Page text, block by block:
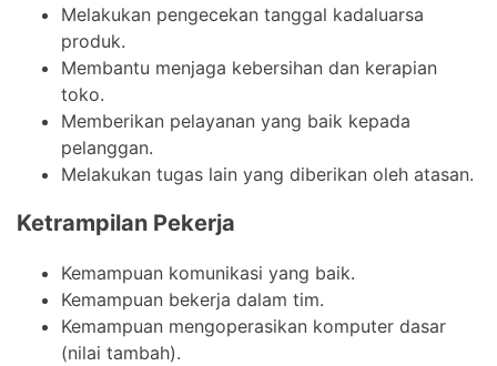
Melakukan pengecekan tanggal kadaluarsa
produk.
Membantu menjaga kebersihan dan kerapian
toko.
Memberikan pelayanan yang baik kepada
pelanggan.
Melakukan tugas lain yang diberikan oleh atasan.
Ketrampilan Pekerja
Kemampuan komunikasi yang baik.
Kemampuan bekerja dalam tim.
Kemampuan mengoperasikan komputer dasar
(nilai tambah).